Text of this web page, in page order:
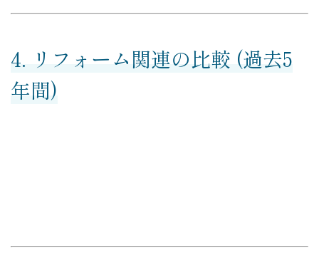
4. リフォーム関連の比較 (過去5
年間)